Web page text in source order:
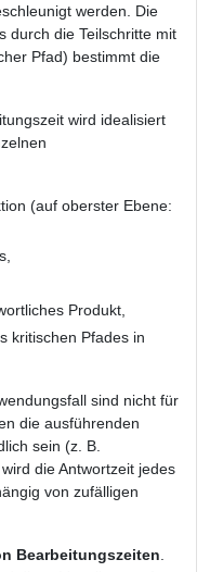
werden. Die
durch die Teilschritte mit
Pfad) bestimmt die
wird idealisiert
(auf oberster Ebene:
Produkt,
kritischen Pfades in
sind nicht für
die ausführenden
sein (z. B.
die Antwortzeit jedes
von zufälligen
Bearbeitungszeiten